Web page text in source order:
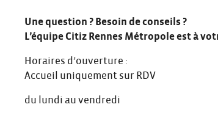
Une question ? Besoin de conseils ?
L’équipe Citiz Rennes Métropole est à
Horaires d’ouverture :
Accueil uniquement sur RDV
du lundi au vendredi